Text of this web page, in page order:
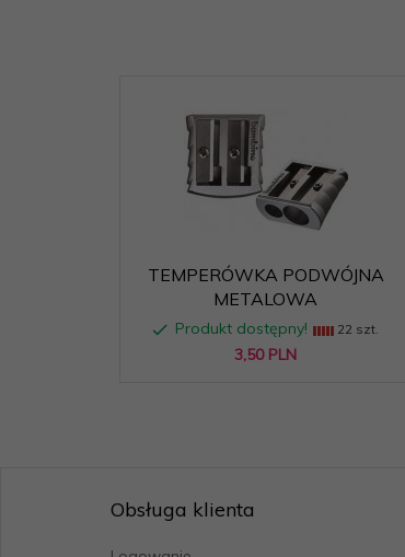
TEMPERÓWKA PODWÓJNA
METALOWA
Produkt dostępny! 22 szt.
3,50 PLN
Obsługa klienta